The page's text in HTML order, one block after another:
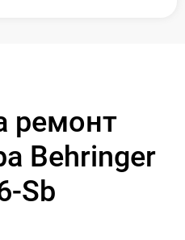
ремонт
Behringer
Sb